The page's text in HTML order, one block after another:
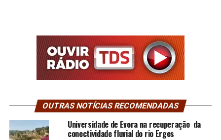
OUTRAS NOTÍCIAS RECOMENDADAS
Universidade de Évora na recuperação da
conectividade fluvial do rio Erges